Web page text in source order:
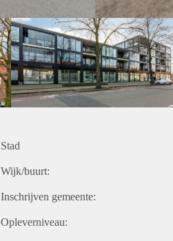
Stad
Wijk/buurt:
Inschrijven gemeente:
Opleverniveau: